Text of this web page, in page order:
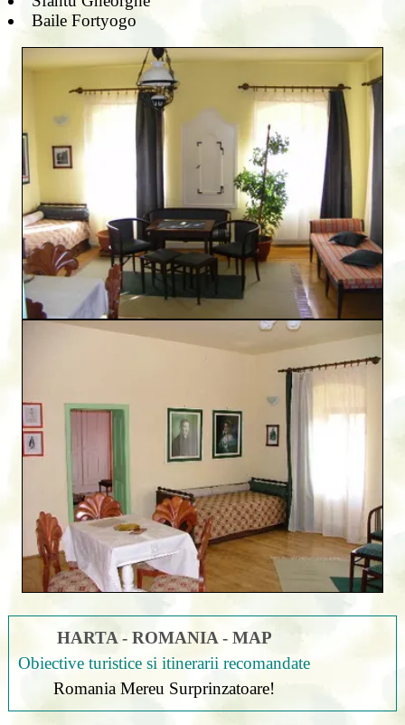
Baile Fortyogo
HARTA - ROMANIA - MAP
Obiective turistice si itinerarii recomandate
Romania Mereu Surprinzatoare!